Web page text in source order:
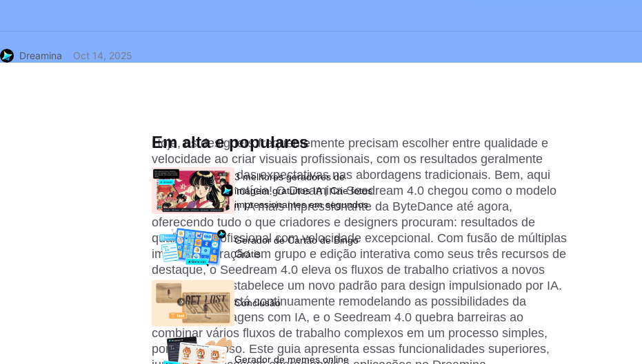
Dreamina Oct 14, 2025
Hoje, os designers frequentemente precisam escolher entre qualidade e
velocidade ao criar visuais profissionais, com os resultados geralmente
ficando aquém das expectativas nas abordagens tradicionais. Bem, aqui
vai uma ótima notícia! O Dreamina Seedream 4.0 chegou como o modelo
de imagem com IA mais impressionante da ByteDance até agora,
oferecendo tudo o que criadores e designers procuram: resultados de
qualidade profissional com velocidade excepcional. Com fusão de múltiplas
imagens, geração em grupo e edição interativa como seus três recursos de
destaque, o Seedream 4.0 eleva os fluxos de trabalho criativos a novos
patamares e estabelece um novo padrão para design impulsionado por IA.
A ByteDance está continuamente remodelando as possibilidades da
geração de imagens com IA, e o Seedream 4.0 quebra barreiras ao
combinar vários fluxos de trabalho complexos em um processo simples,
porém poderoso. Este guia apresenta essas funcionalidades superiores,
Em alta e populares
3 melhores geradores de
imagem gratuitos IA | Crie fotos
impressionantes em segundos
Gerador de Cartão de Bingo
Grátis
Conclusão
Gerador de memes online